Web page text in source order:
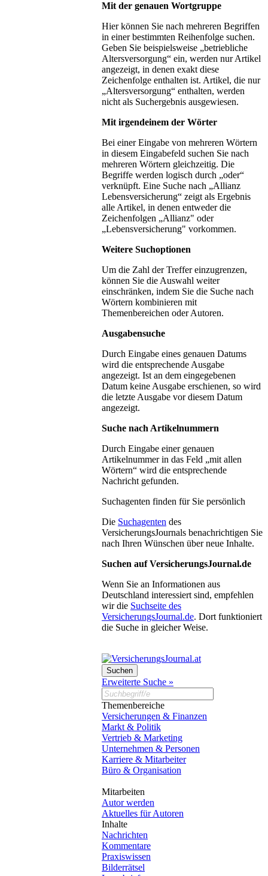
Mit der genauen Wortgruppe
Hier können Sie nach mehreren Begriffen
in einer bestimmten Reihenfolge suchen.
Geben Sie beispielsweise „betriebliche
Altersversorgung“ ein, werden nur Artikel
angezeigt, in denen exakt diese
Zeichenfolge enthalten ist. Artikel, die nur
„Altersversorgung“ enthalten, werden
nicht als Suchergebnis ausgewiesen.
Mit irgendeinem der Wörter
Bei einer Eingabe von mehreren Wörtern
in diesem Eingabefeld suchen Sie nach
mehreren Wörtern gleichzeitig. Die
Begriffe werden logisch durch „oder“
verknüpft. Eine Suche nach „Allianz
Lebensversicherung“ zeigt als Ergebnis
alle Artikel, in denen entweder die
Zeichenfolgen „Allianz" oder
„Lebensversicherung" vorkommen.
Weitere Suchoptionen
Um die Zahl der Treffer einzugrenzen,
können Sie die Auswahl weiter
einschränken, indem Sie die Suche nach
Wörtern kombinieren mit
Themenbereichen oder Autoren.
Ausgabensuche
Durch Eingabe eines genauen Datums
wird die entsprechende Ausgabe
angezeigt. Ist an dem eingegebenen
Datum keine Ausgabe erschienen, so wird
die letzte Ausgabe vor diesem Datum
angezeigt.
Suche nach Artikelnummern
Durch Eingabe einer genauen
Artikelnummer in das Feld „mit allen
Wörtern“ wird die entsprechende
Nachricht gefunden.
Suchagenten finden für Sie persönlich
Die Suchagenten des
VersicherungsJournals benachrichtigen Sie
nach Ihren Wünschen über neue Inhalte.
Suchen auf VersicherungsJournal.de
Wenn Sie an Informationen aus
Deutschland interessiert sind, empfehlen
wir die Suchseite des
VersicherungsJournal.de. Dort funktioniert
die Suche in gleicher Weise.
Erweiterte Suche »
Themenbereiche
Versicherungen & Finanzen
Markt & Politik
Vertrieb & Marketing
Unternehmen & Personen
Karriere & Mitarbeiter
Büro & Organisation
Mitarbeiten
Autor werden
Aktuelles für Autoren
Inhalte
Nachrichten
Kommentare
Praxiswissen
Bilderrätsel